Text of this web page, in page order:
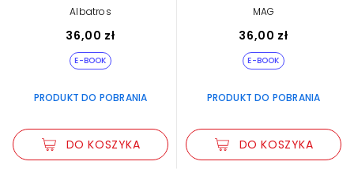
Albatros
36,00 zł
E-BOOK
PRODUKT DO POBRANIA
DO KOSZYKA
MAG
36,00 zł
E-BOOK
PRODUKT DO POBRANIA
DO KOSZYKA